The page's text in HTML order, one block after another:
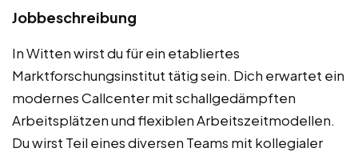
Jobbeschreibung
In Witten wirst du für ein etabliertes
Marktforschungsinstitut tätig sein. Dich erwartet ein
modernes Callcenter mit schallgedämpften
Arbeitsplätzen und flexiblen Arbeitszeitmodellen.
Du wirst Teil eines diversen Teams mit kollegialer